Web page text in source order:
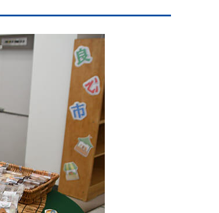
グオンについて
者ログオン
ID・暗証番号方式
行